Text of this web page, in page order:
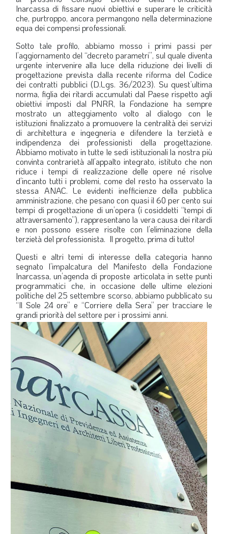
Inarcassa di fissare nuovi obiettivi e superare le criticità
che, purtroppo, ancora permangono nella determinazione
equa dei compensi professionali.
Sotto tale profilo, abbiamo mosso i primi passi per
l’aggiornamento del “decreto parametri”, sul quale diventa
urgente intervenire alla luce della riduzione dei livelli di
progettazione prevista dalla recente riforma del Codice
dei contratti pubblici (D.Lgs. 36/2023). Su quest’ultima
norma, figlia dei ritardi accumulati dal Paese rispetto agli
obiettivi imposti dal PNRR, la Fondazione ha sempre
mostrato un atteggiamento volto al dialogo con le
istituzioni finalizzato a promuovere la centralità dei servizi
di architettura e ingegneria e difendere la terzietà e
indipendenza dei professionisti della progettazione.
Abbiamo motivato in tutte le sedi istituzionali la nostra più
convinta contrarietà all’appalto integrato, istituto che non
riduce i tempi di realizzazione delle opere né risolve
d’incanto tutti i problemi, come del resto ha osservato la
stessa ANAC. Le evidenti inefficienze della pubblica
amministrazione, che pesano con quasi il 60 per cento sui
tempi di progettazione di un’opera (i cosiddetti “tempi di
attraversamento”), rappresentano la vera causa dei ritardi
e non possono essere risolte con l’eliminazione della
terzietà del professionista. Il progetto, prima di tutto!
Questi e altri temi di interesse della categoria hanno
segnato l’impalcatura del Manifesto della Fondazione
Inarcassa, un’agenda di proposte articolata in sette punti
programmatici che, in occasione delle ultime elezioni
politiche del 25 settembre scorso, abbiamo pubblicato su
“Il Sole 24 ore” e “Corriere della Sera” per tracciare le
grandi priorità del settore per i prossimi anni.